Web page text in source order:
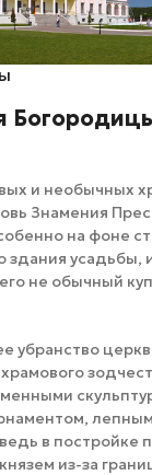
и необычных
Знамения
на фоне
здания усадьбы,
не обычный
убранство
в постройке
из-за